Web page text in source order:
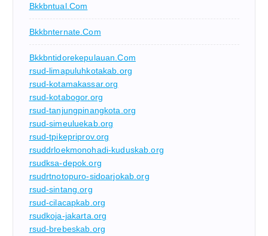
Bkkbntual.com
Bkkbnternate.com
Bkkbntidorekepulauan.com
rsud-limapuluhkotakab.org
rsud-kotamakassar.org
rsud-kotabogor.org
rsud-tanjungpinangkota.org
rsud-simeuluekab.org
rsud-tpikepriprov.org
rsuddrloekmonohadi-kuduskab.org
rsudksa-depok.org
rsudrtnotopuro-sidoarjokab.org
rsud-sintang.org
rsud-cilacapkab.org
rsudkoja-jakarta.org
rsud-brebeskab.org